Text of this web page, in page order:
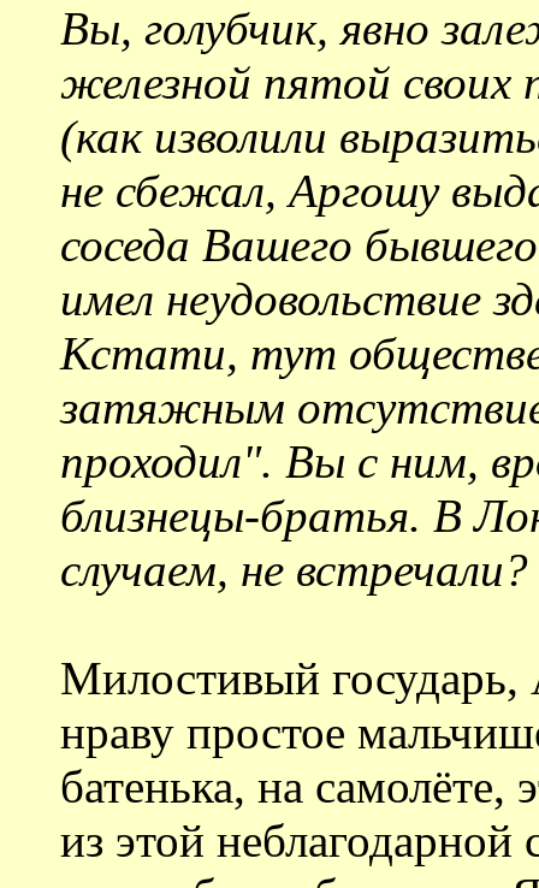
Вы, голубчик, явно
железной пятой своих
(как изволили
не сбежал, Аргошу
соседа Вашего
имел неудовольствие
Кстати, тут
затяжным
проходил". Вы с ним,
близнецы-братья. В
случаем, не встречали?
Милостивый
нраву простое
батенька, на
из этой